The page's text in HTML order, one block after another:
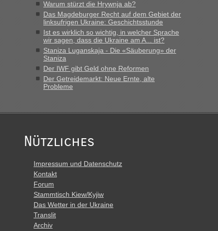
Berichte und Reisetipps • Re: An welchem
Grenzübergang zwischen Polen und der Ukraine geht es am
schnellsten?
„Derzeit, ist es überall sehr voll an den Grenzen Ukraine/
Polen. Zb. Krakovets 100 PKW ca. 10 h Wartezeit. Wollen
Montag rüber, versuchen es sehr früh.“
Warum stürzt die Hrywnja ab?
Das Magdeburger Recht auf dem Gebiet der
linksufrigen Ukraine: Geschichtsstunde
Ist es wirklich so wichtig, in welcher Sprache
wir sagen, dass die Ukraine am A... ist?
Staniza Luganskaja - Die «Säuberung» der
Staniza
Der IWF gibt Geld ohne Reformen
Der Getreidemarkt: Neue Ernte, alte
Probleme
Nützliches
Impressum und Datenschutz
Kontakt
Forum
Stammtisch Kiew/Kyjiw
Das Wetter in der Ukraine
Translit
Archiv